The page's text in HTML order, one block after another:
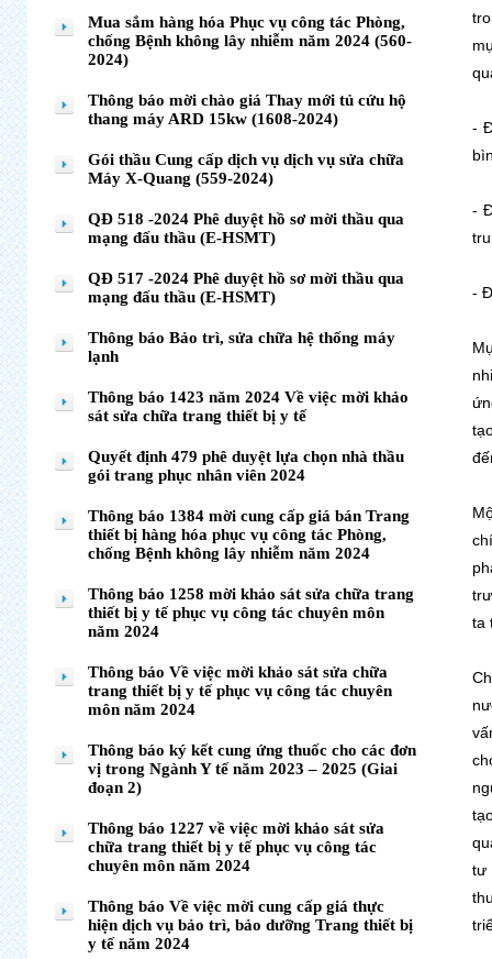
-
-
-
ta
tư
Mua sắm hàng hóa Phục vụ công tác Phòng,
chống Bệnh không lây nhiễm năm 2024 (560-
2024)
Thông báo mời chào giá Thay mới tủ cứu hộ
thang máy ARD 15kw (1608-2024)
Gói thầu Cung cấp dịch vụ dịch vụ sửa chữa
Máy X-Quang (559-2024)
QĐ 518 -2024 Phê duyệt hồ sơ mời thầu qua
mạng đấu thầu (E-HSMT)
QĐ 517 -2024 Phê duyệt hồ sơ mời thầu qua
mạng đấu thầu (E-HSMT)
Thông báo Bảo trì, sửa chữa hệ thống máy
lạnh
Thông báo 1423 năm 2024 Về việc mời khảo
sát sửa chữa trang thiết bị y tế
Quyết định 479 phê duyệt lựa chọn nhà thầu
gói trang phục nhân viên 2024
Thông báo 1384 mời cung cấp giá bán Trang
thiết bị hàng hóa phục vụ công tác Phòng,
chống Bệnh không lây nhiễm năm 2024
Thông báo 1258 mời khảo sát sửa chữa trang
thiết bị y tế phục vụ công tác chuyên môn
năm 2024
Thông báo Về việc mời khảo sát sửa chữa
trang thiết bị y tế phục vụ công tác chuyên
môn năm 2024
Thông báo ký kết cung ứng thuốc cho các đơn
vị trong Ngành Y tế năm 2023 – 2025 (Giai
đoạn 2)
Thông báo 1227 về việc mời khảo sát sửa
chữa trang thiết bị y tế phục vụ công tác
chuyên môn năm 2024
Thông báo Về việc mời cung cấp giá thực
hiện dịch vụ bảo trì, bảo dưỡng Trang thiết bị
y tế năm 2024